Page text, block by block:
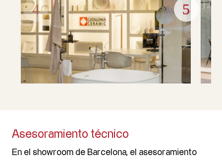
Asesoramiento técnico
En el showroom de Barcelona, el asesoramiento